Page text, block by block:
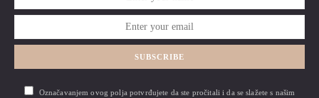
SUBSCRIBE
Označavanjem ovog polja potvrđujete da ste pročitali i da se slažete s našim